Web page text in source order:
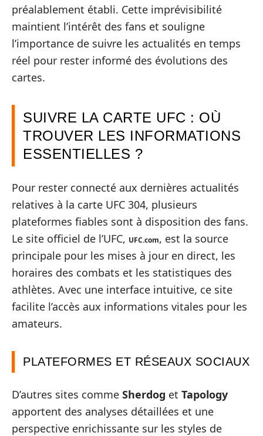
préalablement établi. Cette imprévisibilité
maintient l’intérêt des fans et souligne
l’importance de suivre les actualités en temps
réel pour rester informé des évolutions des
cartes.
SUIVRE LA CARTE UFC : OÙ
TROUVER LES INFORMATIONS
ESSENTIELLES ?
Pour rester connecté aux dernières actualités
relatives à la carte UFC 304, plusieurs
plateformes fiables sont à disposition des fans.
Le site officiel de l’UFC, UFC.com, est la source
principale pour les mises à jour en direct, les
horaires des combats et les statistiques des
athlètes. Avec une interface intuitive, ce site
facilite l’accès aux informations vitales pour les
amateurs.
PLATEFORMES ET RÉSEAUX SOCIAUX
D’autres sites comme Sherdog et Tapology
apportent des analyses détaillées et une
perspective enrichissante sur les styles de